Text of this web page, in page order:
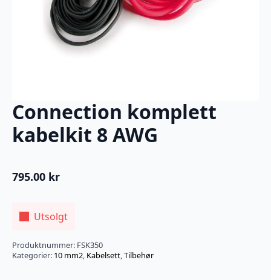
Connection komplett
kabelkit 8 AWG
795.00 kr
Utsolgt
Produktnummer: FSK350
Kategorier: 10 mm2, Kabelsett,Tilbehør